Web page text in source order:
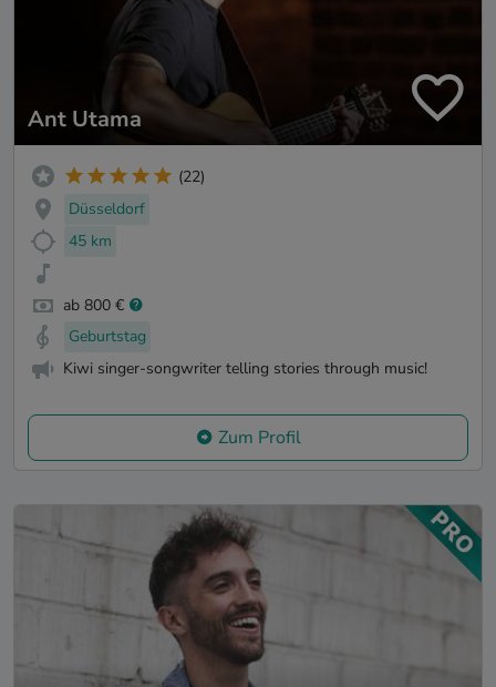
Ant Utama
(22)
Düsseldorf
45 km
ab 800 €
Geburtstag
Kiwi singer-songwriter telling stories through music!
Zum Profil